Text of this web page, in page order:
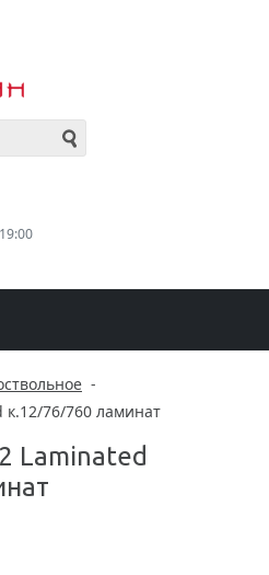
-
к.12/76/760 ламинат
Laminated